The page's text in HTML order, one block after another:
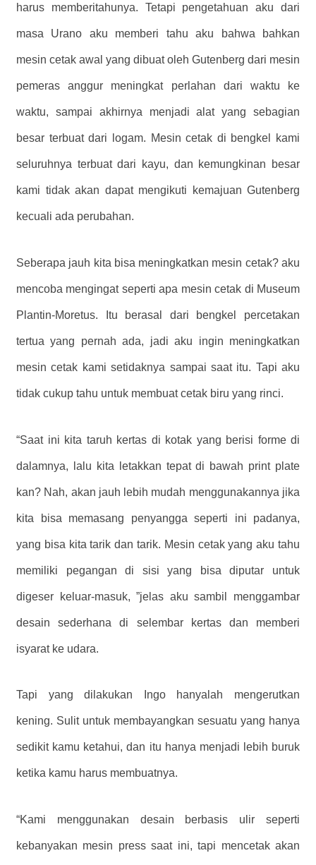
harus memberitahunya. Tetapi pengetahuan aku dari
masa Urano aku memberi tahu aku bahwa bahkan
mesin cetak awal yang dibuat oleh Gutenberg dari mesin
pemeras anggur meningkat perlahan dari waktu ke
waktu, sampai akhirnya menjadi alat yang sebagian
besar terbuat dari logam. Mesin cetak di bengkel kami
seluruhnya terbuat dari kayu, dan kemungkinan besar
kami tidak akan dapat mengikuti kemajuan Gutenberg
kecuali ada perubahan.
Seberapa jauh kita bisa meningkatkan mesin cetak? aku
mencoba mengingat seperti apa mesin cetak di Museum
Plantin-Moretus. Itu berasal dari bengkel percetakan
tertua yang pernah ada, jadi aku ingin meningkatkan
mesin cetak kami setidaknya sampai saat itu. Tapi aku
tidak cukup tahu untuk membuat cetak biru yang rinci.
“Saat ini kita taruh kertas di kotak yang berisi forme di
dalamnya, lalu kita letakkan tepat di bawah print plate
kan? Nah, akan jauh lebih mudah menggunakannya jika
kita bisa memasang penyangga seperti ini padanya,
yang bisa kita tarik dan tarik. Mesin cetak yang aku tahu
memiliki pegangan di sisi yang bisa diputar untuk
digeser keluar-masuk, ”jelas aku sambil menggambar
desain sederhana di selembar kertas dan memberi
isyarat ke udara.
Tapi yang dilakukan Ingo hanyalah mengerutkan
kening. Sulit untuk membayangkan sesuatu yang hanya
sedikit kamu ketahui, dan itu hanya menjadi lebih buruk
ketika kamu harus membuatnya.
“Kami menggunakan desain berbasis ulir seperti
kebanyakan mesin press saat ini, tapi mencetak akan